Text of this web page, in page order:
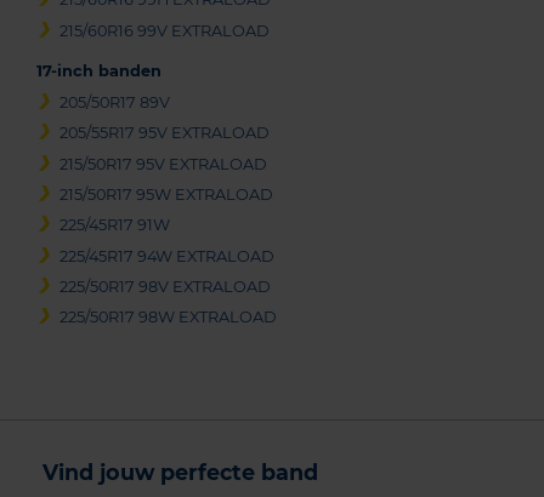
215/60R16 99V EXTRALOAD
17-inch banden
205/50R17 89V
205/55R17 95V EXTRALOAD
215/50R17 95V EXTRALOAD
215/50R17 95W EXTRALOAD
225/45R17 91W
225/45R17 94W EXTRALOAD
225/50R17 98V EXTRALOAD
225/50R17 98W EXTRALOAD
Vind jouw perfecte band